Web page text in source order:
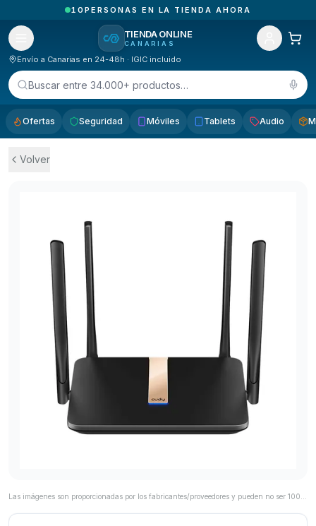
10 PERSONAS EN LA TIENDA AHORA
TIENDA ONLINE
CANARIAS
Envío a Canarias en 24-48h · IGIC incluido
Buscar entre 34.000+ productos…
Ofertas Seguridad Móviles Tablets Audio
Volver